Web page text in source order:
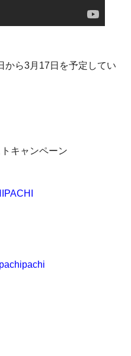
から3月17日を予定してい
キャンペーン